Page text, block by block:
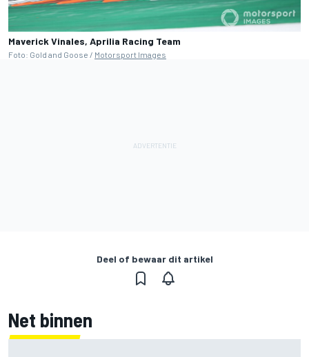
Maverick Vinales, Aprilia Racing Team
Foto: Gold and Goose / Motorsport Images
Deel of bewaar dit artikel
Net binnen